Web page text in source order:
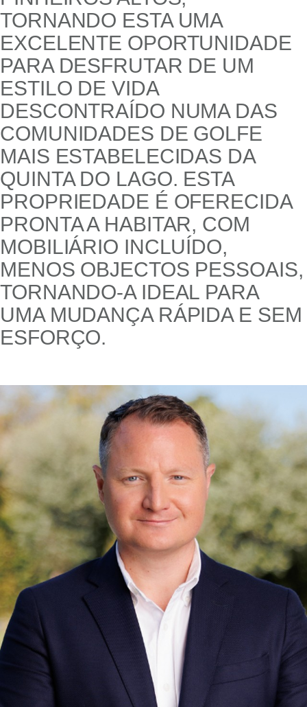
TORNANDO ESTA UMA
EXCELENTE OPORTUNIDADE
PARA DESFRUTAR DE UM
ESTILO DE VIDA
DESCONTRAÍDO NUMA DAS
COMUNIDADES DE GOLFE
MAIS ESTABELECIDAS DA
QUINTA DO LAGO. ESTA
PROPRIEDADE É OFERECIDA
PRONTA A HABITAR, COM
MOBILIÁRIO INCLUÍDO,
MENOS OBJECTOS PESSOAIS,
TORNANDO-A IDEAL PARA
UMA MUDANÇA RÁPIDA E SEM
ESFORÇO.